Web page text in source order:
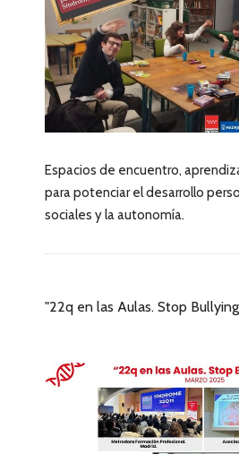
Espacios de encuentro,
para potenciar el desarrollo
sociales y la autonomía.
"22q en las Aulas. Stop